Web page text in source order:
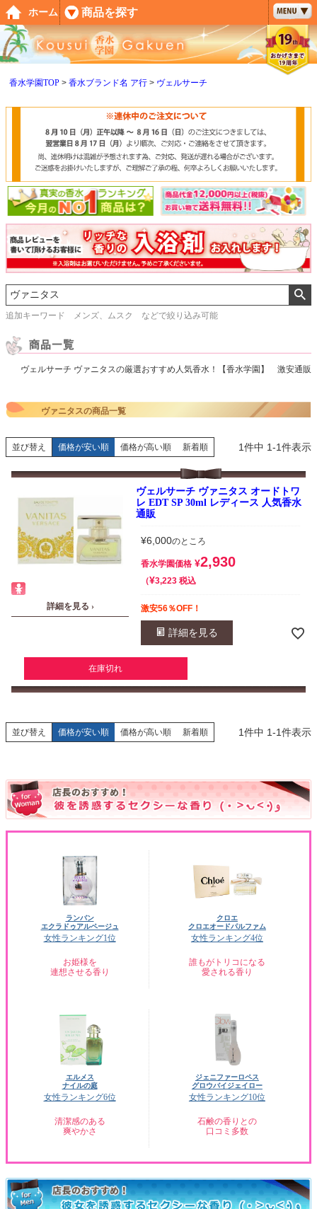
香水学園TOP 香水ブランド名 ア行 ヴェルサーチ
追加キーワード メンズ、ムスク などで絞り込み可能
ヴェルサーチ ヴァニタスの厳選おすすめ人気香水！【香水学園】 激安通販
ヴァニタスの商品一覧
並び替え 価格が安い順 価格が高い順 新着順 1件中 1-1件表示
詳細を見る ›
ヴェルサーチ ヴァニタス オードトワ
レ EDT SP 30ml レディース 人気香水
通販
¥6,000のところ
香水学園価格 ¥2,930
¥3,223 税込
激安56％OFF！
詳細を見る
在庫切れ
並び替え 価格が安い順 価格が高い順 新着順 1件中 1-1件表示
ランバン
エクラドゥアルページュ
女性ランキング1位
お姫様を
連想させる香り
クロエ
クロエオードパルファム
女性ランキング4位
誰もがトリコになる
愛される香り
エルメス
ナイルの庭
女性ランキング6位
清潔感のある
爽やかさ
ジェニファーロペス
グロウバイジェイロー
女性ランキング10位
石鹸の香りとの
口コミ多数
ペー
ジト
ップ
へ
ホーム 商品を探す